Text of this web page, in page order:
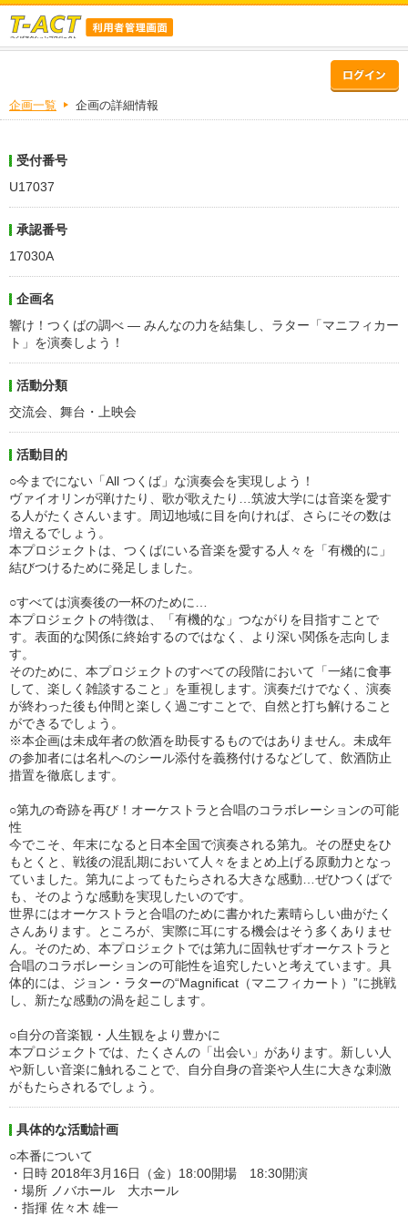
企画一覧 企画の詳細情報
受付番号
U17037
承認番号
17030A
企画名
響け！つくばの調べ ― みんなの力を結集し、ラター「マニフィカー
ト」を演奏しよう！
活動分類
交流会、舞台・上映会
活動目的
○今までにない「All つくば」な演奏会を実現しよう！
ヴァイオリンが弾けたり、歌が歌えたり…筑波大学には音楽を愛す
る人がたくさんいます。周辺地域に目を向ければ、さらにその数は
増えるでしょう。
本プロジェクトは、つくばにいる音楽を愛する人々を「有機的に」
結びつけるために発足しました。
○すべては演奏後の一杯のために…
本プロジェクトの特徴は、「有機的な」つながりを目指すことで
す。表面的な関係に終始するのではなく、より深い関係を志向しま
す。
そのために、本プロジェクトのすべての段階において「一緒に食事
して、楽しく雑談すること」を重視します。演奏だけでなく、演奏
が終わった後も仲間と楽しく過ごすことで、自然と打ち解けること
ができるでしょう。
※本企画は未成年者の飲酒を助長するものではありません。未成年
の参加者には名札へのシール添付を義務付けるなどして、飲酒防止
措置を徹底します。
○第九の奇跡を再び！オーケストラと合唱のコラボレーションの可能
性
今でこそ、年末になると日本全国で演奏される第九。その歴史をひ
もとくと、戦後の混乱期において人々をまとめ上げる原動力となっ
ていました。第九によってもたらされる大きな感動…ぜひつくばで
も、そのような感動を実現したいのです。
世界にはオーケストラと合唱のために書かれた素晴らしい曲がたく
さんあります。ところが、実際に耳にする機会はそう多くありませ
ん。そのため、本プロジェクトでは第九に固執せずオーケストラと
合唱のコラボレーションの可能性を追究したいと考えています。具
体的には、ジョン・ラターの“Magnificat（マニフィカート）”に挑戦
し、新たな感動の渦を起こします。
○自分の音楽観・人生観をより豊かに
本プロジェクトでは、たくさんの「出会い」があります。新しい人
や新しい音楽に触れることで、自分自身の音楽や人生に大きな刺激
がもたらされるでしょう。
具体的な活動計画
○本番について
・日時 2018年3月16日（金）18:00開場 18:30開演
・場所 ノバホール 大ホール
・指揮 佐々木 雄一